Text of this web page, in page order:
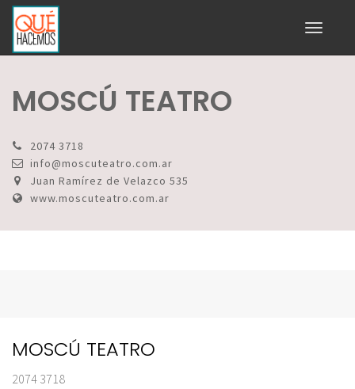
Toggle
MOSCÚ TEATRO
2074 3718
info@moscuteatro.com.ar
Juan Ramírez de Velazco 535
www.moscuteatro.com.ar
MOSCÚ TEATRO
2074 3718